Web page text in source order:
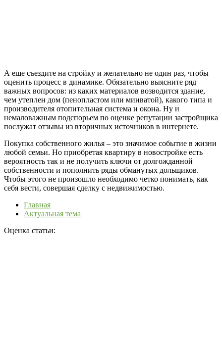
А еще съездите на стройку и желательно не один раз, чтобы
оценить процесс в динамике. Обязательно выясните ряд
важных вопросов: из каких материалов возводится здание,
чем утеплен дом (пенопластом или минватой), какого типа и
производителя отопительная система и окона. Ну и
немаловажным подспорьем по оценке репутации застройщика
послужат отзывы из вторичных источников в интернете.
Покупка собственного жилья – это значимое событие в жизни
любой семьи. Но приобретая квартиру в новостройке есть
вероятность так и не получить ключи от долгожданной
собственности и пополнить ряды обманутых дольщиков.
Чтобы этого не произошло необходимо четко понимать, как
себя вести, совершая сделку с недвижимостью.
Главная
Актуальная тема
Оценка статьи: